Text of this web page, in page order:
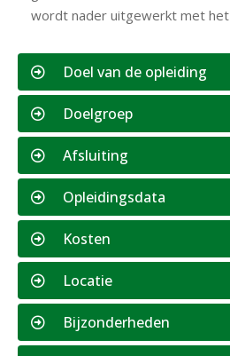
wordt nader uitgewerkt met het
Doel van de opleiding
Doelgroep
Afsluiting
Opleidingsdata
Kosten
Locatie
Bijzonderheden